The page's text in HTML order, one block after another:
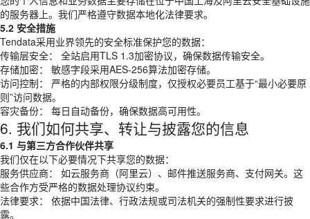
的服务器上。我们严格遵守数据本地化法律要求。
5.2 安全措施
Tendata采用业界领先的安全标准保护您的数据：
传输层安全： 全站启用TLS 1.3加密协议，确保数据传输安全。
存储加密： 敏感字段采用AES-256算法加密存储。
访问控制： 严格的内部权限分级制度，仅授权必要员工基于“最小必要原
则”访问数据。
容灾备份： 每日自动备份，确保数据高可用性。
6. 我们如何共享、转让与披露您的信息
6.1 与第三方合作伙伴共享
我们仅在以下必要情况下共享您的数据：
服务供应商： 如云服务商（阿里云）、邮件推送服务商、支付网关。这
些合作方受严格的数据处理协议约束。
法律要求： 依据中国法律、行政法规或司法机关的强制性要求进行披
露。